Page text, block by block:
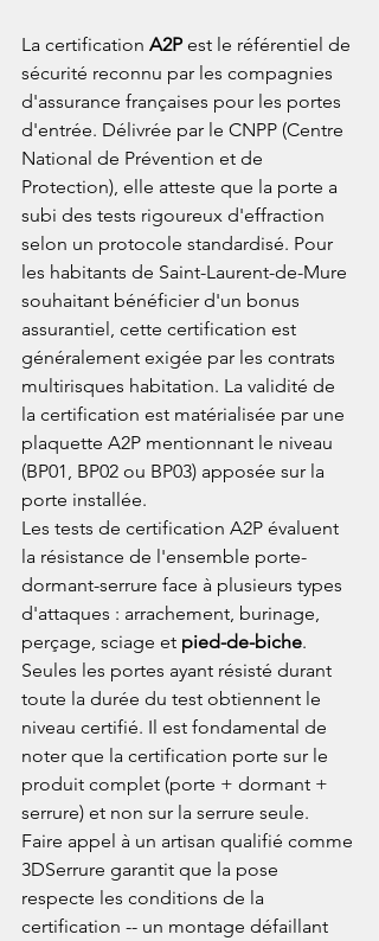
La certification A2P est le référentiel de
sécurité reconnu par les compagnies
d'assurance françaises pour les portes
d'entrée. Délivrée par le CNPP (Centre
National de Prévention et de
Protection), elle atteste que la porte a
subi des tests rigoureux d'effraction
selon un protocole standardisé. Pour
les habitants de Saint-Laurent-de-Mure
souhaitant bénéficier d'un bonus
assurantiel, cette certification est
généralement exigée par les contrats
multirisques habitation. La validité de
la certification est matérialisée par une
plaquette A2P mentionnant le niveau
(BP01, BP02 ou BP03) apposée sur la
porte installée.
Les tests de certification A2P évaluent
la résistance de l'ensemble porte-
dormant-serrure face à plusieurs types
d'attaques : arrachement, burinage,
perçage, sciage et pied-de-biche.
Seules les portes ayant résisté durant
toute la durée du test obtiennent le
niveau certifié. Il est fondamental de
noter que la certification porte sur le
produit complet (porte + dormant +
serrure) et non sur la serrure seule.
Faire appel à un artisan qualifié comme
3DSerrure garantit que la pose
respecte les conditions de la
certification -- un montage défaillant